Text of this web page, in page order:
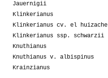
Jauernigii
Klinkerianus
Klinkerianus cv. el huizache
Klinkerianus ssp. schwarzii
Knuthianus
Knuthianus v. albispinus
Krainzianus